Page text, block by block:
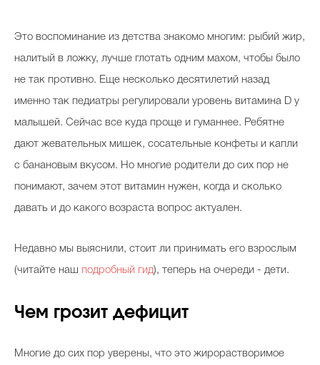
Это воспоминание из детства знакомо многим: рыбий жир,
налитый в ложку, лучше глотать одним махом, чтобы было
не так противно. Еще несколько десятилетий назад
именно так педиатры регулировали уровень витамина D у
малышей. Сейчас все куда проще и гуманнее. Ребятне
дают жевательных мишек, сосательные конфеты и капли
с банановым вкусом. Но многие родители до сих пор не
понимают, зачем этот витамин нужен, когда и сколько
давать и до какого возраста вопрос актуален.
Недавно мы выяснили, стоит ли принимать его взрослым
(читайте наш подробный гид), теперь на очереди - дети.
Чем грозит дефицит
Многие до сих пор уверены, что это жирорастворимое